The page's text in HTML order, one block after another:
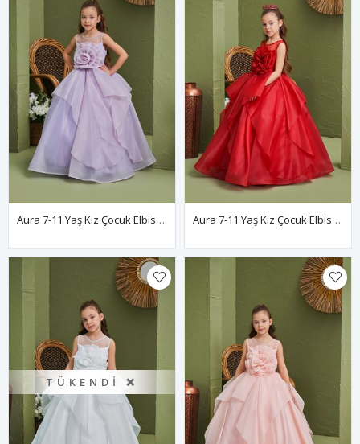
Aura 7-11 Yaş Kız Çocuk Elbise 30165 Lila Aura 7-11 Yaş Kız Çocuk Elbise 30165 Kırmızı
TÜKENDI ❌